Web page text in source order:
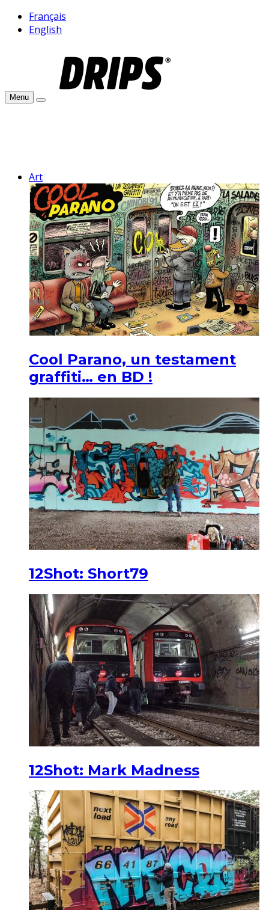
Français
English
Menu
Art
Cool Parano, un testament
graffiti… en BD !
12Shot: Short79
12Shot: Mark Madness